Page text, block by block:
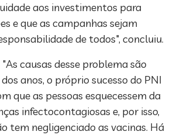
aos investimentos para
e que as campanhas sejam
de todos", concluiu.
"As causas desse problema são
anos, o próprio sucesso do PNI
que as pessoas esquecessem da
infectocontagiosas e, por isso,
tem negligenciado as vacinas. Há